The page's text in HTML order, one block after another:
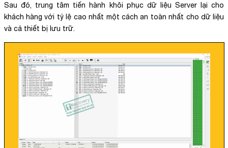
Sau đó, trung tâm tiến hành khôi phục dữ liệu Server lại cho
khách hàng với tỷ lệ cao nhất một cách an toàn nhất cho dữ liệu
và cả thiết bị lưu trữ.